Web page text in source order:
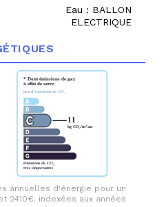
Eau : BALLON
ELECTRIQUE
annuelles d'énergie pour un
2410€. indexées aux années